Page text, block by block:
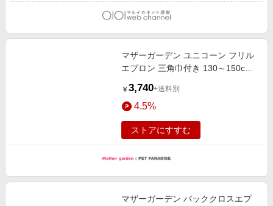
マザーガーデン ユニコーン フリル
エプロン 三角巾付き 130～150cm
￥ 3,740+送料別
4.5%
ストアにすすむ
マザーガーデン バッククロスエプ